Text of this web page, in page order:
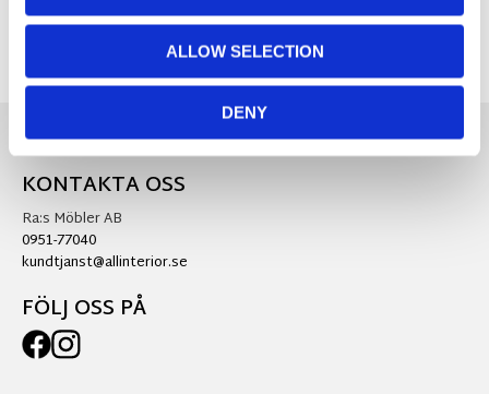
ALLOW SELECTION
DENY
KONTAKTA OSS
Ra:s Möbler AB
0951-77040
kundtjanst@allinterior.se
FÖLJ OSS PÅ